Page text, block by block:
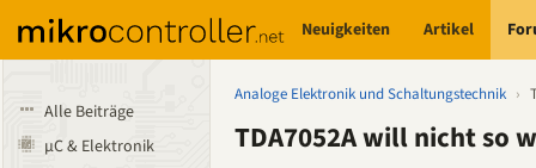
Neuigkeiten Artikel
Alle Beiträge
µC & Elektronik
Analoge Elektronik und Schaltungstechnik ›
TDA7052A will nicht so